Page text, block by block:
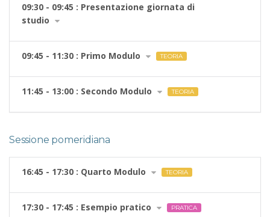
09:30 - 09:45 : Presentazione giornata di
studio
09:45 - 11:30 : Primo Modulo TEORIA
11:45 - 13:00 : Secondo Modulo TEORIA
Sessione pomeridiana
16:45 - 17:30 : Quarto Modulo TEORIA
17:30 - 17:45 : Esempio pratico PRATICA